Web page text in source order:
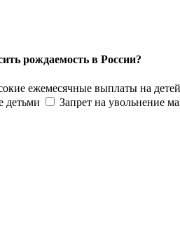
рождаемость в России?
ежемесячные выплаты на детей
детьми Запрет на увольнение